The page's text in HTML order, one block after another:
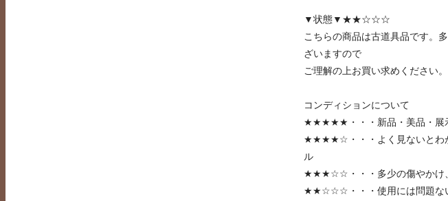
▼状態▼★★☆☆☆
こちらの商品は古道具品です。
ざいますので
ご理解の上お買い求めください。
コンディションについて
★★★★★・・・新品・美品・展
★★★★☆・・・よく見ないとわ
ル
★★★☆☆・・・多少の傷やかけ
★★☆☆☆・・・使用には問題な